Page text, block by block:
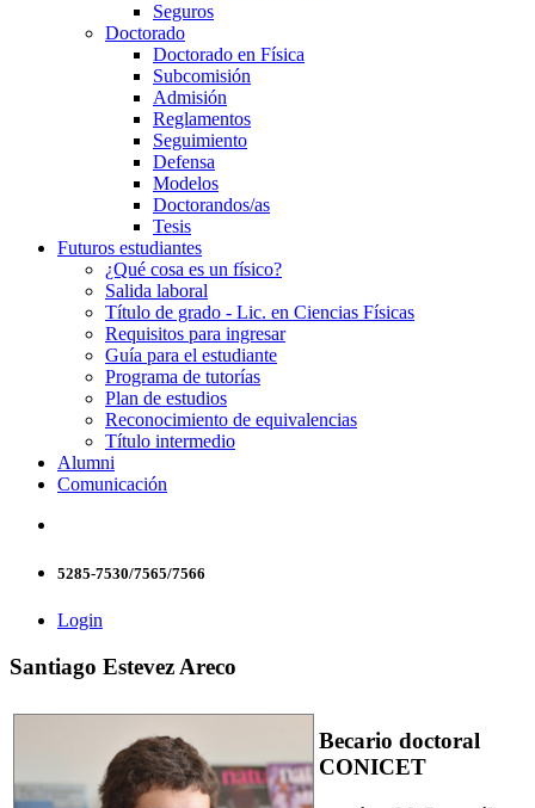
Seguros
Doctorado
Doctorado en Física
Subcomisión
Admisión
Reglamentos
Seguimiento
Defensa
Modelos
Doctorandos/as
Tesis
Futuros estudiantes
¿Qué cosa es un físico?
Salida laboral
Título de grado - Lic. en Ciencias Físicas
Requisitos para ingresar
Guía para el estudiante
Programa de tutorías
Plan de estudios
Reconocimiento de equivalencias
Título intermedio
Alumni
Comunicación
5285-7530/7565/7566
Login
Santiago Estevez Areco
Becario doctoral
CONICET